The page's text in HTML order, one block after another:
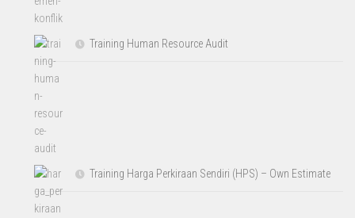
Training Human Resource Audit
Training Harga Perkiraan Sendiri (HPS) – Own Estimate